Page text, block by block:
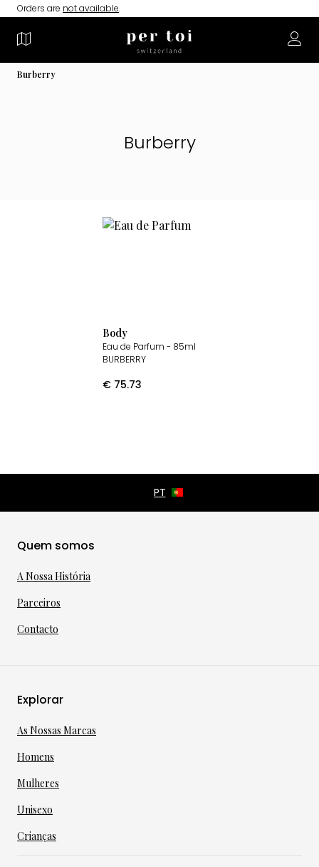
Orders are not available.
Burberry
Burberry
Body
Eau de Parfum - 85ml
BURBERRY
€ 75.73
Quem somos
A Nossa História
Parceiros
Contacto
Explorar
As Nossas Marcas
Homens
Mulheres
Unisexo
Crianças